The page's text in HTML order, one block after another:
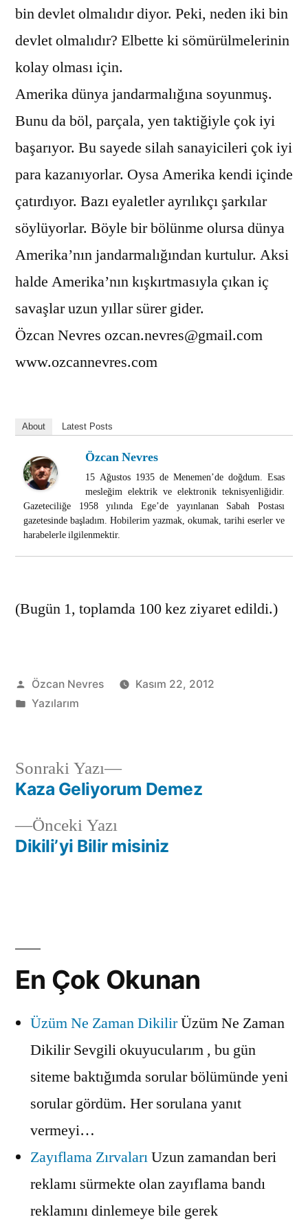
bin devlet olmalıdır diyor. Peki, neden iki bin
devlet olmalıdır? Elbette ki sömürülmelerinin
kolay olması için.
Amerika dünya jandarmalığına soyunmuş.
Bunu da böl, parçala, yen taktiğiyle çok iyi
başarıyor. Bu sayede silah sanayicileri çok iyi
para kazanıyorlar. Oysa Amerika kendi içinde
çatırdıyor. Bazı eyaletler ayrılıkçı şarkılar
söylüyorlar. Böyle bir bölünme olursa dünya
Amerika’nın jandarmalığından kurtulur. Aksi
halde Amerika’nın kışkırtmasıyla çıkan iç
savaşlar uzun yıllar sürer gider.
Özcan Nevres ozcan.nevres@gmail.com
www.ozcannevres.com
About Latest Posts
Özcan Nevres
15 Ağustos 1935 de Menemen’de doğdum. Esas
mesleğim elektrik ve elektronik teknisyenliğidir.
Gazeteciliğe 1958 yılında Ege’de yayınlanan Sabah Postası
gazetesinde başladım. Hobilerim yazmak, okumak, tarihi eserler ve
harabelerle ilgilenmektir.
(Bugün 1, toplamda 100 kez ziyaret edildi.)
Gönderen:
Özcan Nevres
Kasım 22, 2012
Kategori:
Yazılarım
Yazı
gezinmesi
Önceki YazıÖnceki
yazı:
Dikili’yi Bilir misiniz
Sonraki Yazı
Sonraki
yazı:
Kaza Geliyorum Demez
En Çok Okunan
Üzüm Ne Zaman DikilirÜzüm Ne Zaman
Dikilir Sevgili okuyucularım , bu gün
siteme baktığımda sorular bölümünde yeni
sorular gördüm. Her sorulana yanıt
vermeyi…
Zayıflama ZırvalarıUzun zamandan beri
reklamı sürmekte olan zayıflama bandı
reklamını dinlemeye bile gerek